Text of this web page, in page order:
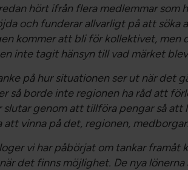
hört ifrån flera medlemmar
och funderar allvarligt på att
kommer att bli för kollektivet, men
inte tagit hänsyn till vad märket
på hur situationen ser ut när det
så borde inte regionen ha råd att
genom att tillföra pengar så att
att vinna på det, regionen,
vi har påbörjat om tankar
det finns möjlighet. De nya